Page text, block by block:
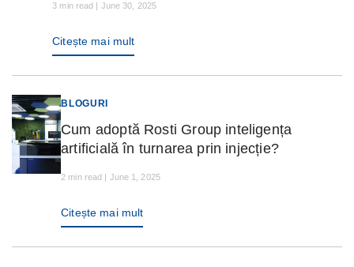
3 min read | June 30, 2025
Citește mai mult
BLOGURI
Cum adoptă Rosti Group inteligența
artificială în turnarea prin injecție?
2 min read | June 1, 2025
Citește mai mult